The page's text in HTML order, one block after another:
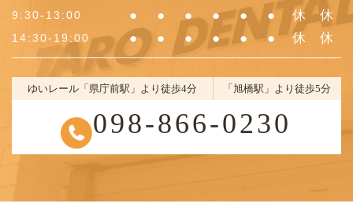
9:30-13:00 ● ● ● ● ● ● 休 休
14:30-19:00 ● ● ● ● ● ● 休 休
ゆいレール「県庁前駅」より徒歩4分 「旭橋駅」より徒歩5分
098-866-0230